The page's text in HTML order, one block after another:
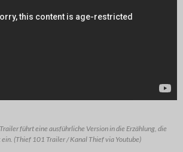
führt eine ausführliche Version in die Erzählung, die
(Thief 101 Trailer / Kanal Thief via Youtube)